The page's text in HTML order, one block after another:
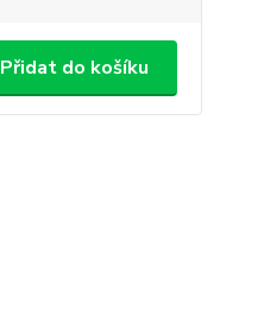
Přidat do košíku